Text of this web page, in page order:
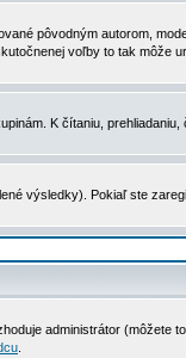
pôvodným autorom,
voľby to tak môže
K čítaniu,
výsledky). Pokiaľ ste
administrátor